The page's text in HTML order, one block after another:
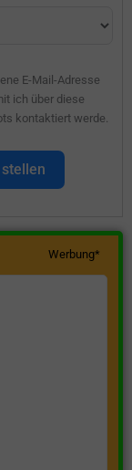
E-Mail-Adresse
ich über diese
kontaktiert werde.
Werbung*